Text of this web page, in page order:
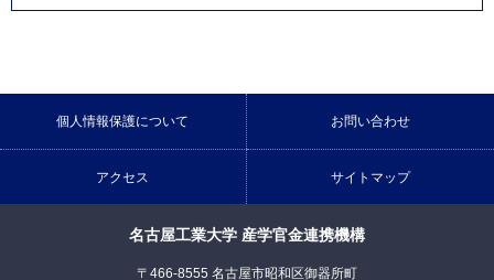
個人情報保護について お問い合わせ
アクセス サイトマップ
名古屋工業大学 産学官金連携機構
〒466-8555 名古屋市昭和区御器所町